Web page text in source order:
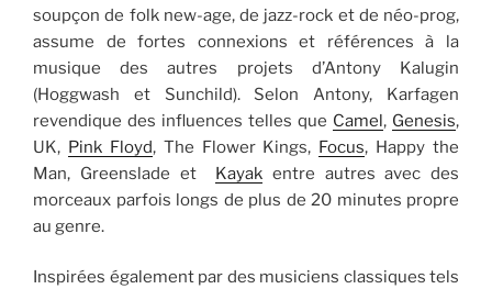
soupçon de folk new-age, de jazz-rock et de néo-prog,
assume de fortes connexions et références à la
musique des autres projets d’Antony Kalugin
(Hoggwash et Sunchild). Selon Antony, Karfagen
revendique des influences telles que Camel, Genesis,
UK, Pink Floyd, The Flower Kings, Focus, Happy the
Man, Greenslade et Kayak entre autres avec des
morceaux parfois longs de plus de 20 minutes propre
au genre.
Inspirées également par des musiciens classiques tels